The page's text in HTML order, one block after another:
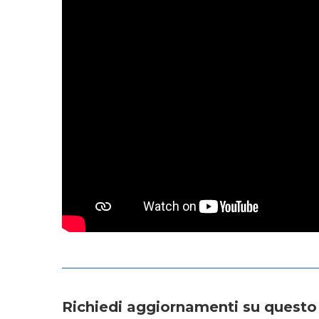
Richiedi aggiornamenti su